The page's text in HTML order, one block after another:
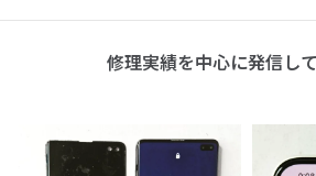
修理実績を中心に発信して